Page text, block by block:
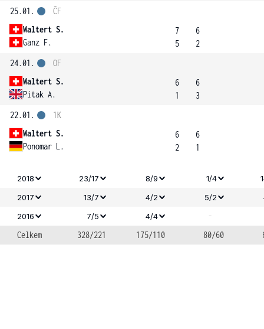
25.01.
Waltert S.
Ganz F.
ČF
7
5
6
2
24.01.
Waltert S.
Pitak A.
OF
6
1
6
3
22.01.
Waltert S.
Ponomar L.
1K
6
2
6
1
2018 23/17 8/9 1/4
2017
13/7 4/2 5/2
2016
7/5 4/4
-
Celkem
328/221 175/110 80/60